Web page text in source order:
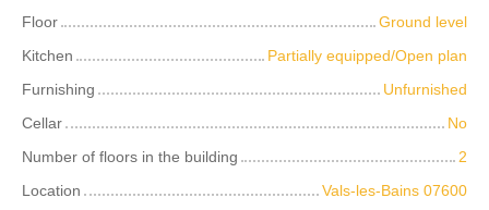
Floor
Ground level
Kitchen
Partially equipped/Open plan
Furnishing
Unfurnished
Cellar
No
Number of floors in the building
2
Location
Vals-les-Bains 07600